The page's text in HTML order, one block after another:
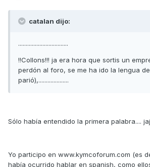
catalan dijo:
.................................
!!Collons!!! ja era hora que sortis un
perdón al foro, se me ha ido la lengua
parió),....................
Sólo había entendido la primera palabra....
Yo participo en www.kymcoforum.com (es
había ocurrido hablar en spanish, como